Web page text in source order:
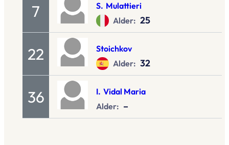
7 S. Mulattieri
Alder: 25
22
Stoichkov
Alder: 32
36 I. Vidal Maria
Alder: –